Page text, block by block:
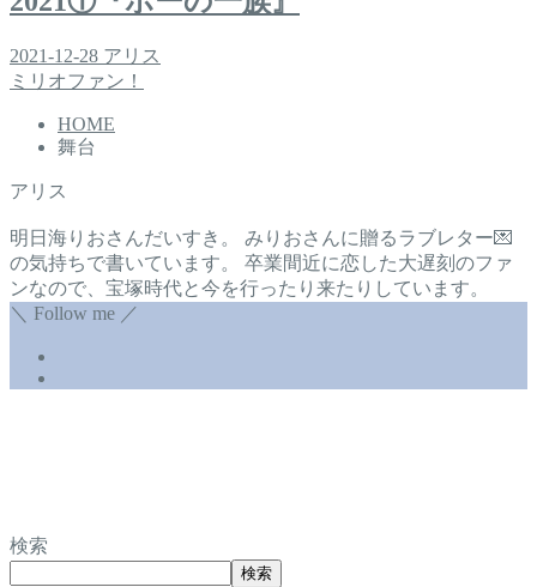
2021-12-28 アリス
ミリオファン！
HOME
舞台
アリス
明日海りおさんだいすき。 みりおさんに贈るラブレター💌
の気持ちで書いています。 卒業間近に恋した大遅刻のファ
ンなので、宝塚時代と今を行ったり来たりしています。
＼ Follow me ／
検索
検索